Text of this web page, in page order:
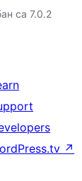
са 7.0.2
↗